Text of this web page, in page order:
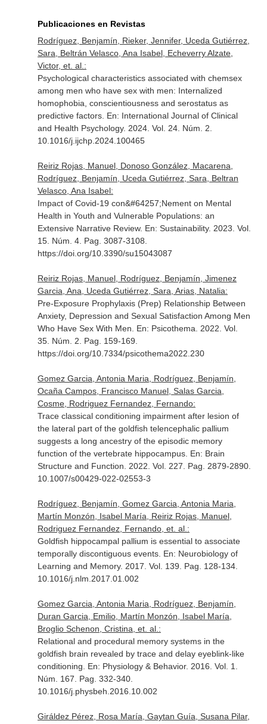
Publicaciones en Revistas
Rodríguez, Benjamín, Rieker, Jennifer, Uceda Gutiérrez,
Sara, Beltrán Velasco, Ana Isabel, Echeverry Alzate,
Victor, et. al.:
Psychological characteristics associated with chemsex
among men who have sex with men: Internalized
homophobia, conscientiousness and serostatus as
predictive factors. En: International Journal of Clinical
and Health Psychology. 2024. Vol. 24. Núm. 2.
10.1016/j.ijchp.2024.100465
Reiriz Rojas, Manuel, Donoso González, Macarena,
Rodríguez, Benjamín, Uceda Gutiérrez, Sara, Beltran
Velasco, Ana Isabel:
Impact of Covid-19 con&#64257;Nement on Mental
Health in Youth and Vulnerable Populations: an
Extensive Narrative Review. En: Sustainability. 2023. Vol.
15. Núm. 4. Pag. 3087-3108.
https://doi.org/10.3390/su15043087
Reiriz Rojas, Manuel, Rodríguez, Benjamín, Jimenez
Garcia, Ana, Uceda Gutiérrez, Sara, Arias, Natalia:
Pre-Exposure Prophylaxis (Prep) Relationship Between
Anxiety, Depression and Sexual Satisfaction Among Men
Who Have Sex With Men. En: Psicothema . 2022. Vol.
35. Núm. 2. Pag. 159-169.
https://doi.org/10.7334/psicothema2022.230
Gomez Garcia, Antonia Maria, Rodríguez, Benjamín,
Ocaña Campos, Francisco Manuel, Salas Garcia,
Cosme, Rodriguez Fernandez, Fernando:
Trace classical conditioning impairment after lesion of
the lateral part of the goldfish telencephalic pallium
suggests a long ancestry of the episodic memory
function of the vertebrate hippocampus. En: Brain
Structure and Function . 2022. Vol. 227. Pag. 2879-2890.
10.1007/s00429-022-02553-3
Rodríguez, Benjamín, Gomez Garcia, Antonia Maria,
Martín Monzón, Isabel María, Reiriz Rojas, Manuel,
Rodriguez Fernandez, Fernando, et. al.:
Goldfish hippocampal pallium is essential to associate
temporally discontiguous events. En: Neurobiology of
Learning and Memory. 2017. Vol. 139. Pag. 128-134.
10.1016/j.nlm.2017.01.002
Gomez Garcia, Antonia Maria, Rodríguez, Benjamín,
Duran Garcia, Emilio, Martín Monzón, Isabel María,
Broglio Schenon, Cristina, et. al.:
Relational and procedural memory systems in the
goldfish brain revealed by trace and delay eyeblink-like
conditioning. En: Physiology & Behavior. 2016. Vol. 1.
Núm. 167. Pag. 332-340.
10.1016/j.physbeh.2016.10.002
Giráldez Pérez, Rosa María, Gaytan Guía, Susana Pilar,